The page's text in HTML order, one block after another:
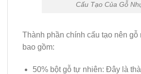
Cấu Tạo Của Gỗ
Thành phần chính cấu tạo nên
bao gồm:
50% bột gỗ tự nhiên: Đây là